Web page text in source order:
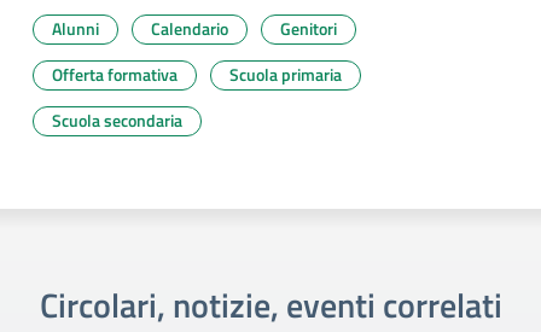
Alunni Calendario
Genitori
Offerta formativa
Scuola primaria
Scuola secondaria
Circolari, notizie, eventi correlati